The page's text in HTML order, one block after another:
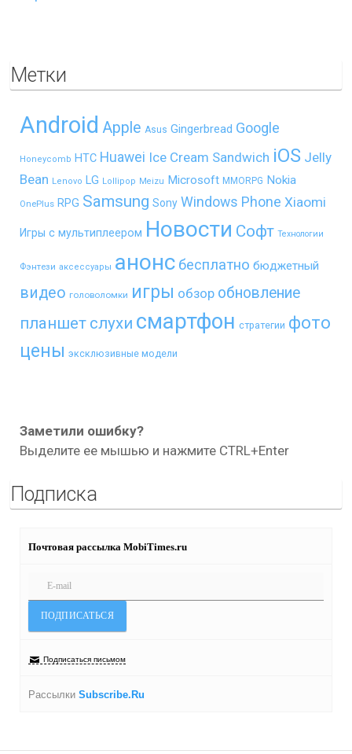
Метки
Android Apple Asus Gingerbread Google
Honeycomb HTC Huawei Ice Cream Sandwich iOS Jelly
Bean Lenovo LG Lollipop Meizu Microsoft MMORPG Nokia
OnePlus RPG Samsung Sony Windows Phone Xiaomi
Игры с мультиплеером Новости Софт Технологии
Фэнтези аксессуары анонс бесплатно бюджетный
видео головоломки игры обзор обновление
планшет слухи смартфон стратегии фото
цены эксклюзивные модели
Заметили ошибку?
Выделите ее мышью и нажмите CTRL+Enter
Подписка
Почтовая рассылка MobiTimes.ru
Подписаться письмом
Рассылки Subscribe.Ru